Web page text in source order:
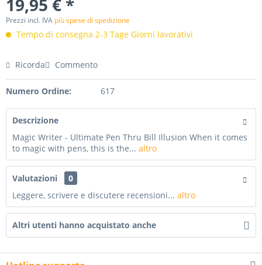
19,95 € *
Prezzi incl. IVA più spese di spedizione
Tempo di consegna 2-3 Tage Giorni lavorativi
Ricorda Commento
Numero Ordine: 617
Descrizione
Magic Writer - Ultimate Pen Thru Bill Illusion When it comes
to magic with pens, this is the... altro
Valutazioni
0
Leggere, scrivere e discutere recensioni... altro
Altri utenti hanno acquistato anche